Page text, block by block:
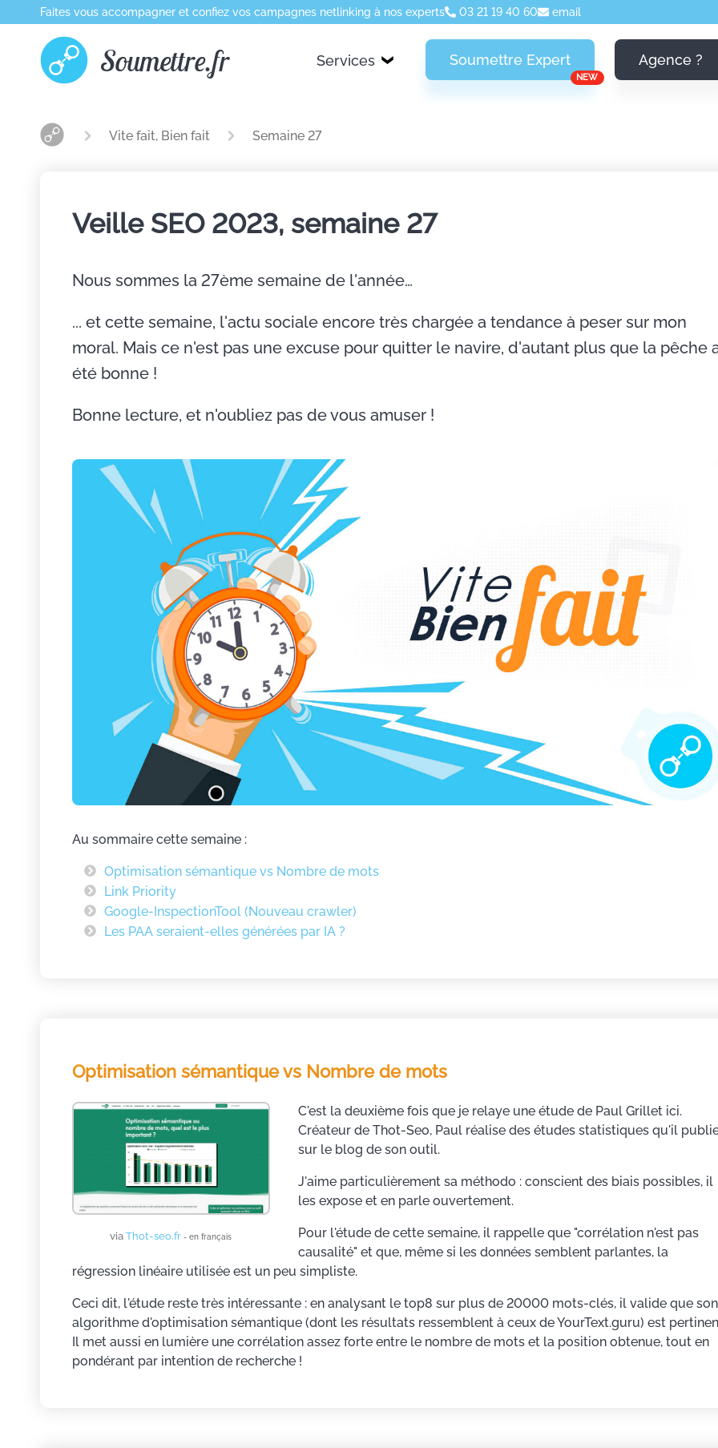
Faites vous accompagner et confiez vos campagnes netlinking à nos experts 03 21 19 40 60 email
Soumettre.fr Services Soumettre Expert
NEW
Agence ?
Vite fait, Bien fait Semaine 27
Veille SEO 2023, semaine 27
Nous sommes la 27ème semaine de l'année…
... et cette semaine, l'actu sociale encore très chargée a tendance à peser sur mon
moral. Mais ce n'est pas une excuse pour quitter le navire, d'autant plus que la pêche
été bonne !
Bonne lecture, et n'oubliez pas de vous amuser !
Au sommaire cette semaine :
Optimisation sémantique vs Nombre de mots
Link Priority
Google-InspectionTool (Nouveau crawler)
Les PAA seraient-elles générées par IA ?
Optimisation sémantique vs Nombre de mots
viaThot-seo.fr- en français
C'est la deuxième fois que je relaye une étude de Paul Grillet ici.
Créateur de Thot-Seo, Paul réalise des études statistiques qu'il
sur le blog de son outil.
J'aime particulièrement sa méthodo : conscient des biais possibles, il
les expose et en parle ouvertement.
Pour l'étude de cette semaine, il rappelle que "corrélation n'est pas
causalité" et que, même si les données semblent parlantes, la
régression linéaire utilisée est un peu simpliste.
Ceci dit, l'étude reste très intéressante : en analysant le top8 sur plus de 20000 mots-clés, il valide que son
algorithme d'optimisation sémantique (dont les résultats ressemblent à ceux de YourText.guru) est
Il met aussi en lumière une corrélation assez forte entre le nombre de mots et la position obtenue, tout en
pondérant par intention de recherche !